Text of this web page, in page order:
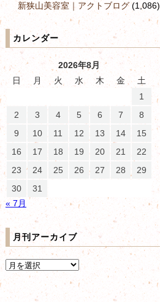
新狭山美容室｜アクトブログ(1,086)
カレンダー
2026年8月
日
月 火 水 木 金
土
1
2
3 4 5 6 7
8
9
10 11 12 13 14
15
16
17 18 19 20 21
22
23
24 25 26 27 28
29
30
31
« 7月
月刊アーカイブ